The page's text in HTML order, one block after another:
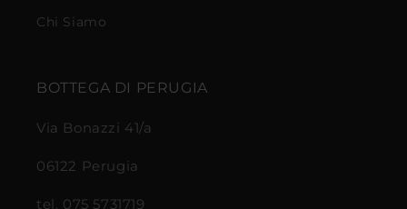
Chi Siamo
BOTTEGA DI PERUGIA
Via Bonazzi 41/a
06122 Perugia
tel. 075 5731719